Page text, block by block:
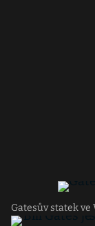
Gatesův statek